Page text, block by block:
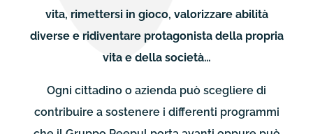
vita, rimettersi in gioco, valorizzare abilità
diverse e ridiventare protagonista della propria
vita e della società…
Ogni cittadino o azienda può scegliere di
contribuire a sostenere i differenti programmi